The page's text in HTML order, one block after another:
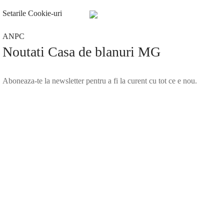
Setarile Cookie-uri
ANPC
Noutati Casa de blanuri MG
Aboneaza-te la newsletter pentru a fi la curent cu tot ce e nou.